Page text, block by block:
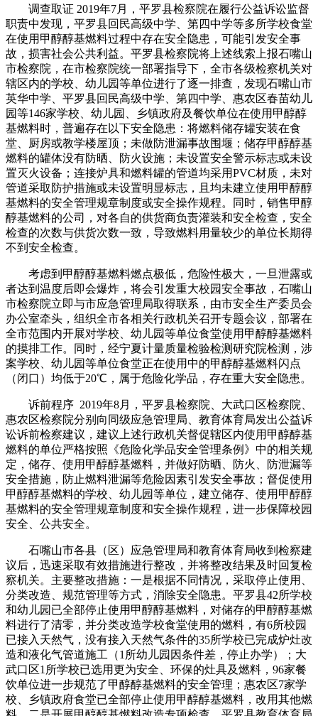
调查取证 2019年7月，平罗县检察院在履行公益诉讼监督
职责中发现，平罗县回民高级中学、第四中学等多所学校食堂
在使用甲醇醇基燃料过程中存在安全隐患，可能引发安全事
故，损害社会公共利益。平罗县检察院将上述线索上报石嘴山
市检察院，在市检察院统一部署指导下，全市各级检察机关对
辖区内的学校、幼儿园等单位进行了逐一排查，发现石嘴山市
英华中学、平罗县回民高级中学、第四中学、惠农区春苗幼儿
园等146家学校、幼儿园、乡镇政府及餐饮单位在使用甲醇醇
基燃料时，普遍存在以下安全隐患：将燃料储存罐安装在食
堂、厨房或教学楼屋顶；未做防泄漏事故围堰；储存甲醇醇基
燃料的罐体没有防晒、防火设施；未设置安全警示标志或未设
置灭火设备；连接炉具和燃料罐的管道均采用PVC材质，未对
管道采取防护措施或未设置明显标志，且均未建立使用甲醇醇
基燃料的安全管理规章制度或安全操作规程。同时，销售甲醇
醇基燃料的公司，对各自的供货商负责灌装和安全检查，安全
检查的次数与供货次数一致，导致燃料用量较少的单位长期得
不到安全检查。
考虑到甲醇醇基燃料燃点极低，危险性极大，一旦泄露或
者达到温度后即会爆炸，将会引发重大校园安全事故，石嘴山
市检察院立即与市应急管理局取得联系，由市安全生产委员会
办公室牵头，组织全市各相关行政机关召开专题会议，部署在
全市范围内开展对学校、幼儿园等单位食堂使用甲醇醇基燃料
的摸排工作。同时，经宁夏计量质量检验检测研究院检测，涉
案学校、幼儿园等单位食堂正在使用中的甲醇醇基燃料闪点
（闭口）均低于20℃，属于危险化学品，存在重大安全隐患。
诉前程序 2019年8月，平罗县检察院、大武口区检察院、
惠农区检察院分别向同级应急管理局、教育体育局发出公益诉
讼诉前检察建议，建议上述行政机关督促辖区内使用甲醇醇基
燃料的单位严格按照《危险化学品安全管理条例》中的相关规
定，储存、使用甲醇醇基燃料，并做好防晒、防火、防泄漏等
安全措施，防止燃料泄漏等危险因素引发安全事故；督促使用
甲醇醇基燃料的学校、幼儿园等单位，建立储存、使用甲醇醇
基燃料的安全管理规章制度和安全操作规程，进一步保障校园
安全、公共安全。
石嘴山市各县（区）应急管理局和教育体育局收到检察建
议后，迅速采取有效措施进行整改，并将整改结果及时回复检
察机关。主要整改措施：一是根据不同情况，采取停止使用、
分类改造、规范管理等方式，消除安全隐患。平罗县42所学校
和幼儿园已全部停止使用甲醇醇基燃料，对储存的甲醇醇基燃
料进行了清零，并分类改造学校食堂使用的燃料，有6所校园
已接入天然气，没有接入天然气条件的35所学校已完成炉灶改
造和液化气管道施工（1所幼儿园因条件差，停止办学）；大
武口区1所学校已选用更为安全、环保的灶具及燃料，96家餐
饮单位进一步规范了甲醇醇基燃料的安全管理；惠农区7家学
校、乡镇政府食堂已全部停止使用甲醇醇基燃料，改用其他燃